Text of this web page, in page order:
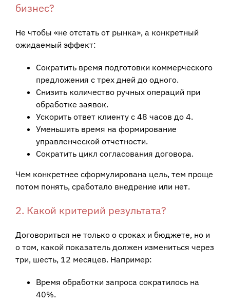
бизнес?
Не чтобы «не отстать от рынка», а конкретный
ожидаемый эффект:
Сократить время подготовки коммерческого
предложения с трех дней до одного.
Снизить количество ручных операций при
обработке заявок.
Ускорить ответ клиенту с 48 часов до 4.
Уменьшить время на формирование
управленческой отчетности.
Сократить цикл согласования договора.
Чем конкретнее сформулирована цель, тем проще
потом понять, сработало внедрение или нет.
2. Какой критерий результата?
Договориться не только о сроках и бюджете, но и
о том, какой показатель должен измениться через
три, шесть, 12 месяцев. Например:
Время обработки запроса сократилось на
40%.